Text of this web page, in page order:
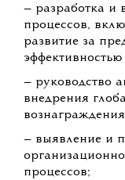
— разработка и
процессов,
развитие за
эффективностью
— руководство
внедрения
— выявление и
процессов;